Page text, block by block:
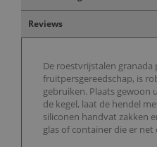
Reviews
De roestvrijstalen granada
fruitpersgereedschap, is
gebruiken. Plaats gewoon
de kegel, laat de hendel
siliconen handvat zakken
glas of container die er net